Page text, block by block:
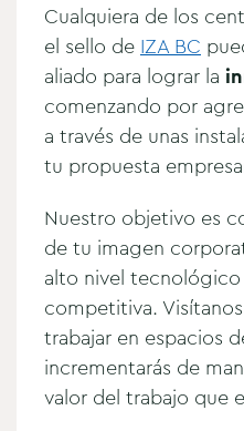
Cualquiera de los
el sello de IZA BC
aliado para lograr la
comenzando por
a través de unas
tu propuesta
Nuestro objetivo es
de tu imagen
alto nivel tecnológico
competitiva.
trabajar en espacios
incrementarás de
valor del trabajo que